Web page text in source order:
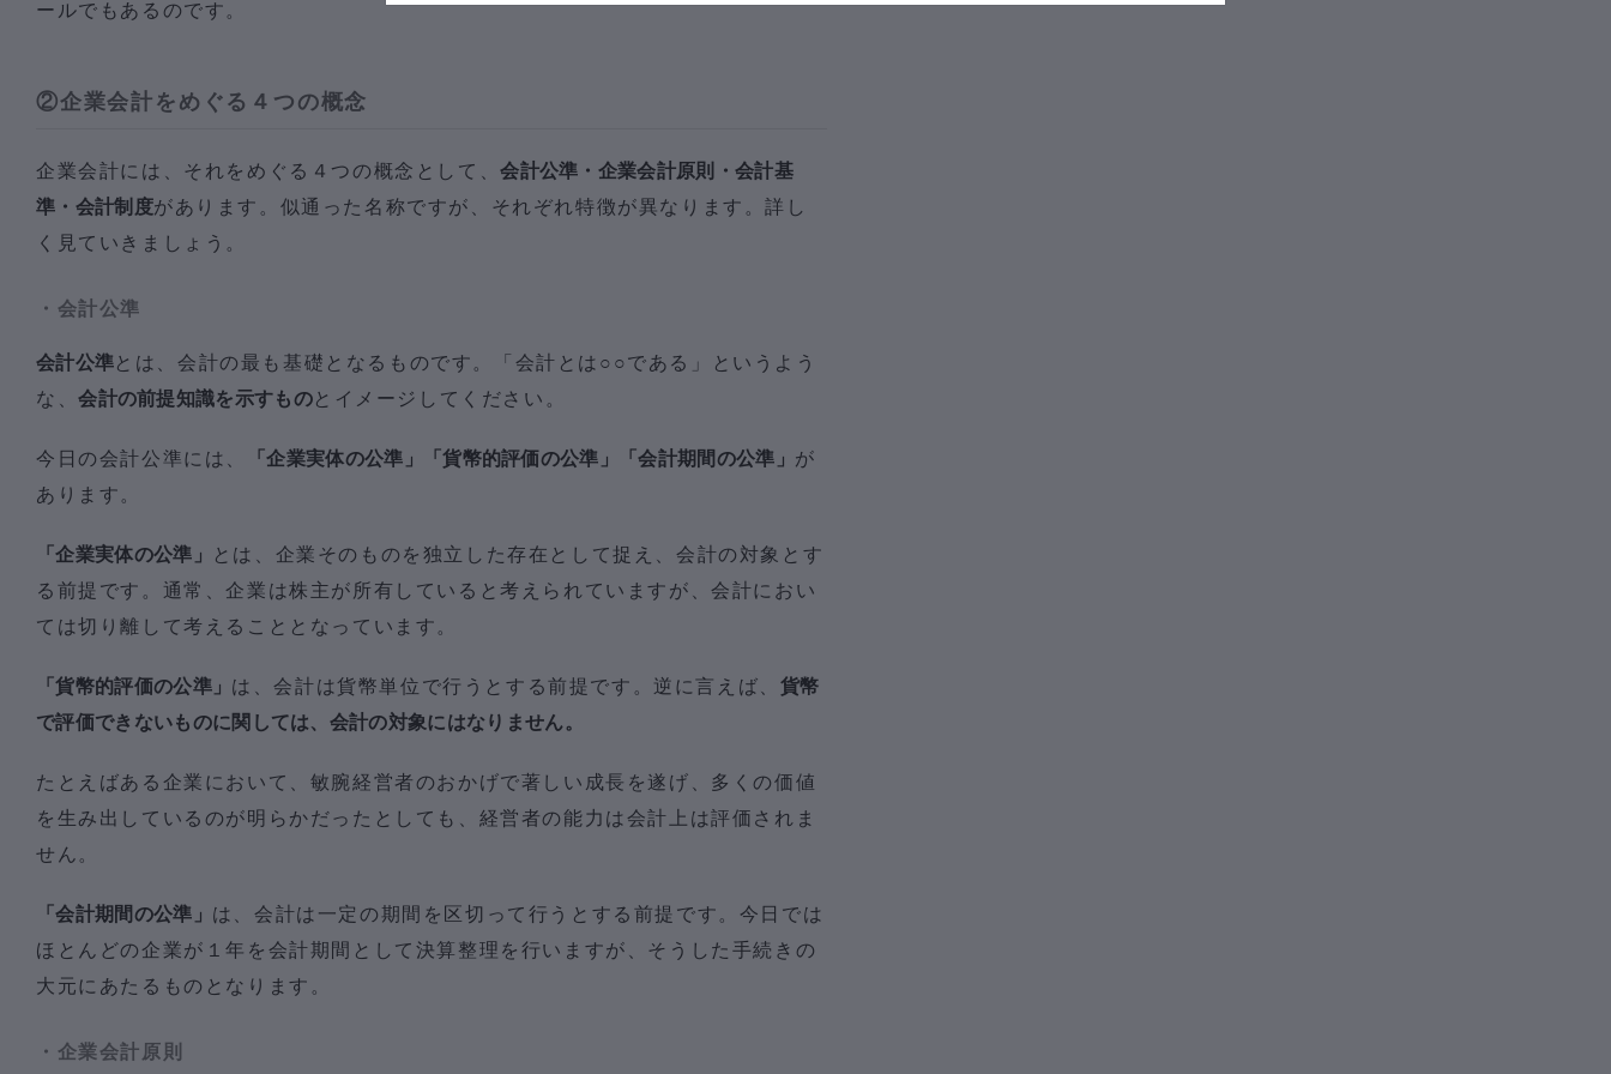
ールでもあるのです。
②企業会計をめぐる４つの概念
企業会計には、それをめぐる４つの概念として、会計公準・企業会計原則・会計基
準・会計制度があります。似通った名称ですが、それぞれ特徴が異なります。詳し
く見ていきましょう。
・会計公準
会計公準とは、会計の最も基礎となるものです。「会計とは○○である」というよう
な、会計の前提知識を示すものとイメージしてください。
今日の会計公準には、 「企業実体の公準」「貨幣的評価の公準」「会計期間の公準」 が
あります。
「企業実体の公準」
とは、企業そのものを独立した存在として捉え、会計の対象とす
る前提です。通常、企業は株主が所有していると考えられていますが、会計におい
ては切り離して考えることとなっています。
「貨幣的評価の公準」 は、会計は貨幣単位で行うとする前提です。逆に言えば、 貨幣
で評価できないものに関しては、会計の対象にはなりません。
たとえばある企業において、敏腕経営者のおかげで著しい成長を遂げ、多くの価値
を生み出しているのが明らかだったとしても、経営者の能力は会計上は評価されま
せん。
「会計期間の公準」 は、会計は一定の期間を区切って行うとする前提です。今日では
ほとんどの企業が１年を会計期間として決算整理を行いますが、そうした手続きの
大元にあたるものとなります。
・企業会計原則